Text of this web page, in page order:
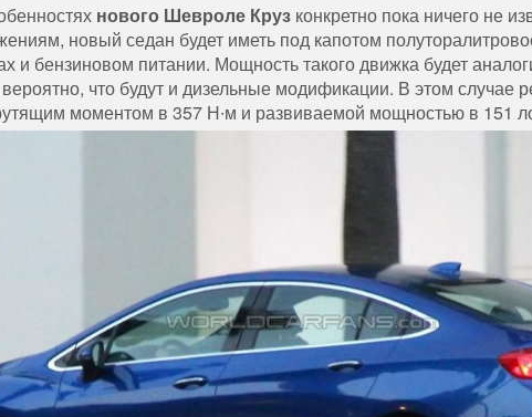
нового Шевроле Круз конкретно пока ничего не
новый седан будет иметь под капотом
и бензиновом питании. Мощность такого движка будет
что будут и дизельные модификации. В этом случае
моментом в 357 Н∙м и развиваемой мощностью в 151